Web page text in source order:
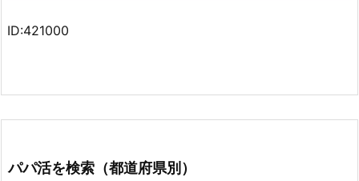
愛知県名古屋市昭和区のパパ活を検索
ID:421000
パパ活を検索（都道府県別）